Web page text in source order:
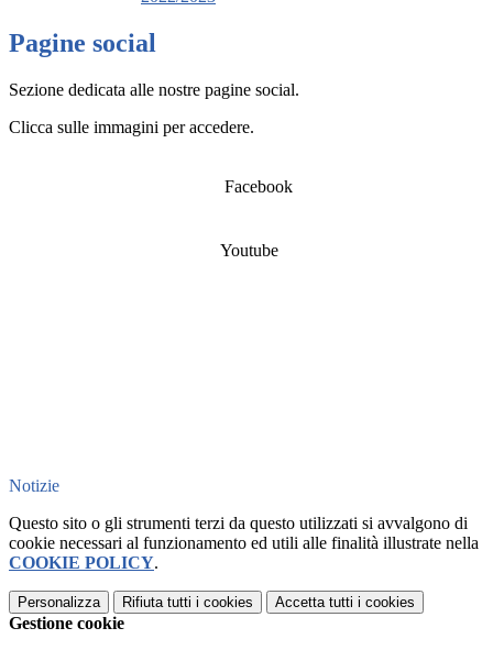
Pagine social
Sezione dedicata alle nostre pagine social.
Clicca sulle immagini per accedere.
Facebook
Youtube
Notizie
Questo sito o gli strumenti terzi da questo utilizzati si avvalgono di
cookie necessari al funzionamento ed utili alle finalità illustrate nella
COOKIE POLICY.
Personalizza Rifiuta tutti i cookies Accetta tutti i cookies
Gestione cookie